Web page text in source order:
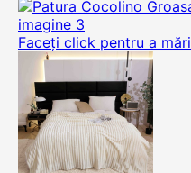
Faceți click pentru a mări